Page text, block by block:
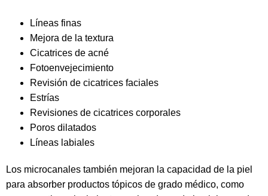
Líneas finas
Mejora de la textura
Cicatrices de acné
Fotoenvejecimiento
Revisión de cicatrices faciales
Estrías
Revisiones de cicatrices corporales
Poros dilatados
Líneas labiales
Los microcanales también mejoran la capacidad de la piel
para absorber productos tópicos de grado médico, como